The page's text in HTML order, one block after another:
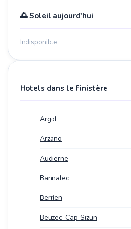
🌅 Soleil aujourd'hui
Indisponible
Hotels dans le Finistère
Argol
Arzano
Audierne
Bannalec
Berrien
Beuzec-Cap-Sizun